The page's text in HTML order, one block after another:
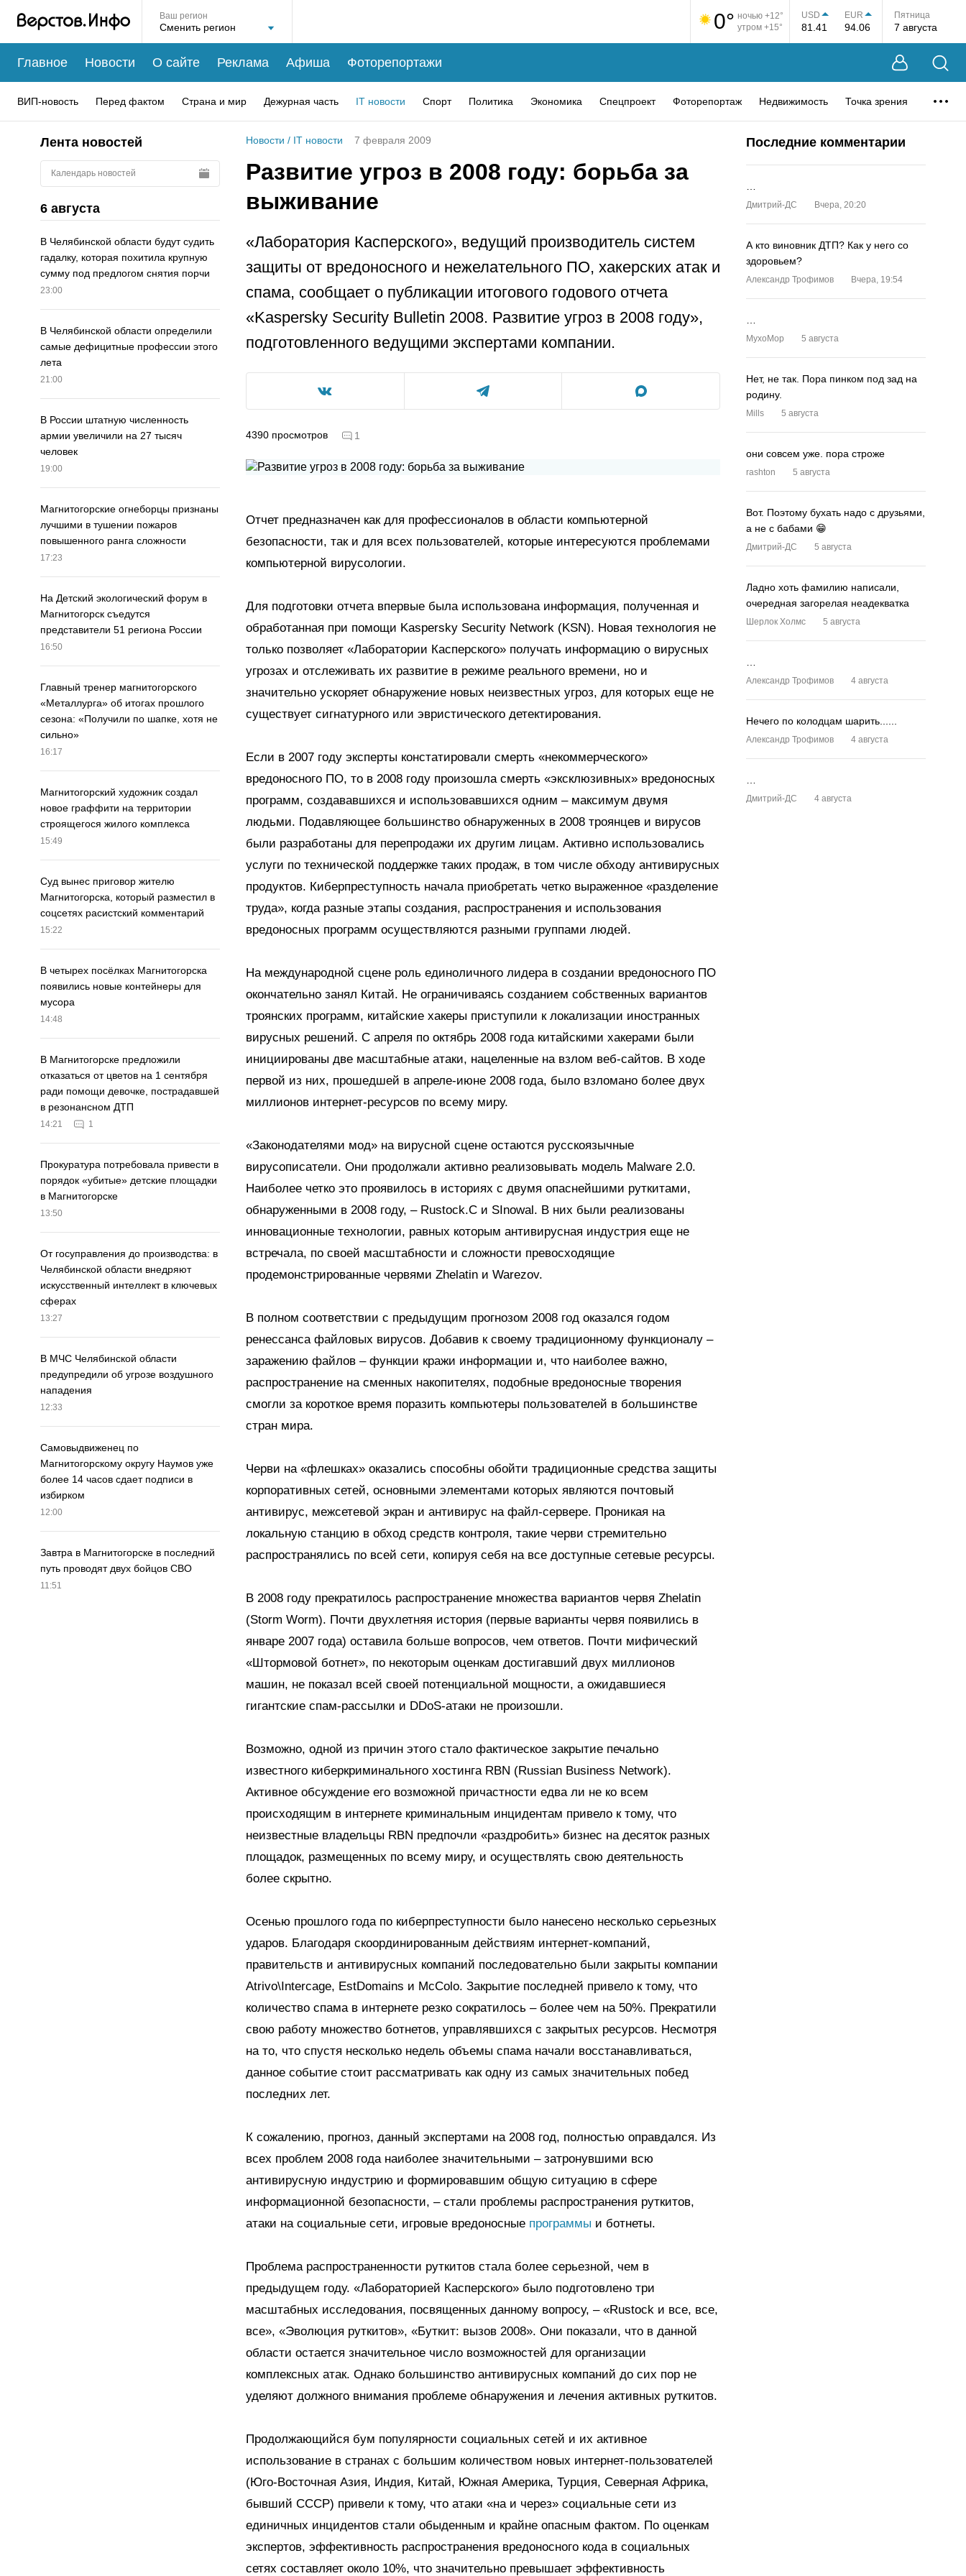
Ваш регион 0° ночью +12°
утром +15°
USD
81.41
EUR
94.06
Пятница
7 августа
Главное Новости О сайте Реклама Афиша Фоторепортажи
ВИП-новость Перед фактом Страна и мир Дежурная часть IT новости Спорт Политика Экономика Спецпроект Фоторепортаж Недвижимость Точка зрения
Лента новостей
Календарь новостей
6 августа
В Челябинской области будут судить
гадалку, которая похитила крупную
сумму под предлогом снятия порчи
23:00
В Челябинской области определили
самые дефицитные профессии этого
лета
21:00
В России штатную численность
армии увеличили на 27 тысяч
человек
19:00
Магнитогорские огнеборцы признаны
лучшими в тушении пожаров
повышенного ранга сложности
17:23
На Детский экологический форум в
Магнитогорск съедутся
представители 51 региона России
16:50
Главный тренер магнитогорского
«Металлурга» об итогах прошлого
сезона: «Получили по шапке, хотя не
сильно»
16:17
Магнитогорский художник создал
новое граффити на территории
строящегося жилого комплекса
15:49
Суд вынес приговор жителю
Магнитогорска, который разместил в
соцсетях расистский комментарий
15:22
В четырех посёлках Магнитогорска
появились новые контейнеры для
мусора
14:48
В Магнитогорске предложили
отказаться от цветов на 1 сентября
ради помощи девочке, пострадавшей
в резонансном ДТП
14:21 1
Прокуратура потребовала привести в
порядок «убитые» детские площадки
в Магнитогорске
13:50
От госуправления до производства: в
Челябинской области внедряют
искусственный интеллект в ключевых
сферах
13:27
В МЧС Челябинской области
предупредили об угрозе воздушного
нападения
12:33
Самовыдвиженец по
Магнитогорскому округу Наумов уже
более 14 часов сдает подписи в
избирком
12:00
Завтра в Магнитогорске в последний
путь проводят двух бойцов СВО
11:51
Новости / IT новости 7 февраля 2009
Развитие угроз в 2008 году: борьба за
выживание
«Лаборатория Касперского», ведущий производитель систем
защиты от вредоносного и нежелательного ПО, хакерских атак и
спама, сообщает о публикации итогового годового отчета
«Kaspersky Security Bulletin 2008. Развитие угроз в 2008 году»,
подготовленного ведущими экспертами компании.
4390 просмотров 1
Отчет предназначен как для профессионалов в области компьютерной
безопасности, так и для всех пользователей, которые интересуются проблемами
компьютерной вирусологии.
Для подготовки отчета впервые была использована информация, полученная и
обработанная при помощи Kaspersky Security Network (KSN). Новая технология не
только позволяет «Лаборатории Касперского» получать информацию о вирусных
угрозах и отслеживать их развитие в режиме реального времени, но и
значительно ускоряет обнаружение новых неизвестных угроз, для которых еще не
существует сигнатурного или эвристического детектирования.
Если в 2007 году эксперты констатировали смерть «некоммерческого»
вредоносного ПО, то в 2008 году произошла смерть «эксклюзивных» вредоносных
программ, создававшихся и использовавшихся одним – максимум двумя
людьми. Подавляющее большинство обнаруженных в 2008 троянцев и вирусов
были разработаны для перепродажи их другим лицам. Активно использовались
услуги по технической поддержке таких продаж, в том числе обходу антивирусных
продуктов. Киберпреступность начала приобретать четко выраженное «разделение
труда», когда разные этапы создания, распространения и использования
вредоносных программ осуществляются разными группами людей.
На международной сцене роль единоличного лидера в создании вредоносного ПО
окончательно занял Китай. Не ограничиваясь созданием собственных вариантов
троянских программ, китайские хакеры приступили к локализации иностранных
вирусных решений. C апреля по октябрь 2008 года китайскими хакерами были
инициированы две масштабные атаки, нацеленные на взлом веб-сайтов. В ходе
первой из них, прошедшей в апреле-июне 2008 года, было взломано более двух
миллионов интернет-ресурсов по всему миру.
«Законодателями мод» на вирусной сцене остаются русскоязычные
вирусописатели. Они продолжали активно реализовывать модель Malware 2.0.
Наиболее четко это проявилось в историях с двумя опаснейшими руткитами,
обнаруженными в 2008 году, – Rustock.C и SInowal. В них были реализованы
инновационные технологии, равных которым антивирусная индустрия еще не
встречала, по своей масштабности и сложности превосходящие
продемонстрированные червями Zhelatin и Warezov.
В полном соответствии с предыдущим прогнозом 2008 год оказался годом
ренессанса файловых вирусов. Добавив к своему традиционному функционалу –
заражению файлов – функции кражи информации и, что наиболее важно,
распространение на сменных накопителях, подобные вредоносные творения
смогли за короткое время поразить компьютеры пользователей в большинстве
стран мира.
Черви на «флешках» оказались способны обойти традиционные средства защиты
корпоративных сетей, основными элементами которых являются почтовый
антивирус, межсетевой экран и антивирус на файл-сервере. Проникая на
локальную станцию в обход средств контроля, такие черви стремительно
распространялись по всей сети, копируя себя на все доступные сетевые ресурсы.
В 2008 году прекратилось распространение множества вариантов червя Zhelatin
(Storm Worm). Почти двухлетняя история (первые варианты червя появились в
январе 2007 года) оставила больше вопросов, чем ответов. Почти мифический
«Штормовой ботнет», по некоторым оценкам достигавший двух миллионов
машин, не показал всей своей потенциальной мощности, а ожидавшиеся
гигантские спам-рассылки и DDoS-атаки не произошли.
Возможно, одной из причин этого стало фактическое закрытие печально
известного киберкриминального хостинга RBN (Russian Business Network).
Активное обсуждение его возможной причастности едва ли не ко всем
происходящим в интернете криминальным инцидентам привело к тому, что
неизвестные владельцы RBN предпочли «раздробить» бизнес на десяток разных
площадок, размещенных по всему миру, и осуществлять свою деятельность
более скрытно.
Осенью прошлого года по киберпреступности было нанесено несколько серьезных
ударов. Благодаря скоординированным действиям интернет-компаний,
правительств и антивирусных компаний последовательно были закрыты компании
Atrivo\Intercage, EstDomains и McColo. Закрытие последней привело к тому, что
количество спама в интернете резко сократилось – более чем на 50%. Прекратили
свою работу множество ботнетов, управлявшихся с закрытых ресурсов. Несмотря
на то, что спустя несколько недель объемы спама начали восстанавливаться,
данное событие стоит рассматривать как одну из самых значительных побед
последних лет.
К сожалению, прогноз, данный экспертами на 2008 год, полностью оправдался. Из
всех проблем 2008 года наиболее значительными – затронувшими всю
антивирусную индустрию и формировавшим общую ситуацию в сфере
информационной безопасности, – стали проблемы распространения руткитов,
атаки на социальные сети, игровые вредоносные программы и ботнеты.
Проблема распространенности руткитов стала более серьезной, чем в
предыдущем году. «Лабораторией Касперского» было подготовлено три
масштабных исследования, посвященных данному вопросу, – «Rustock и все, все,
все», «Эволюция руткитов», «Буткит: вызов 2008». Они показали, что в данной
области остается значительное число возможностей для организации
комплексных атак. Однако большинство антивирусных компаний до сих пор не
уделяют должного внимания проблеме обнаружения и лечения активных руткитов.
Продолжающийся бум популярности социальных сетей и их активное
использование в странах с большим количеством новых интернет-пользователей
(Юго-Восточная Азия, Индия, Китай, Южная Америка, Турция, Северная Африка,
бывший СССР) привели к тому, что атаки «на и через» социальные сети из
единичных инцидентов стали обыденным и крайне опасным фактом. По оценкам
экспертов, эффективность распространения вредоносного кода в социальных
сетях составляет около 10%, что значительно превышает эффективность
Последние комментарии
Дмитрий-ДС Вчера, 20:20
А кто виновник ДТП? Как у него со
здоровьем?
Александр Трофимов Вчера, 19:54
MyxoMop 5 августа
Нет, не так. Пора пинком под зад на
родину.
Mills 5 августа
они совсем уже. пора строже
rashton 5 августа
Вот. Поэтому бухать надо с друзьями,
а не с бабами 😁
Дмитрий-ДС 5 августа
Ладно хоть фамилию написали,
очередная загорелая неадекватка
Шерлок Холмс 5 августа
Александр Трофимов 4 августа
Нечего по колодцам шарить......
Александр Трофимов 4 августа
Дмитрий-ДС 4 августа